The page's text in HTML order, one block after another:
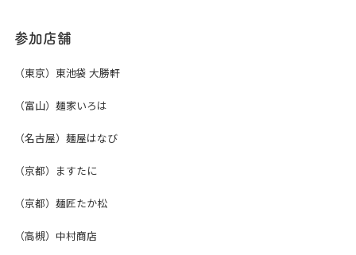
参加店舗
（東京）東池袋 大勝軒
（富山）麺家いろは
（名古屋）麺屋はなび
（京都）ますたに
（京都）麺匠たか松
（高槻）中村商店